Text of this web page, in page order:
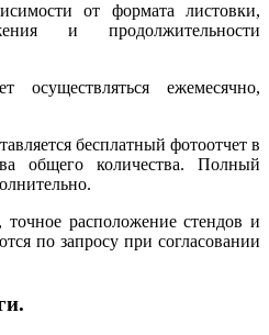
от формата листовки,
и продолжительности
осуществляться ежемесячно,
бесплатный фотоотчет в
общего количества. Полный
точное расположение стендов и
по запросу при согласовании